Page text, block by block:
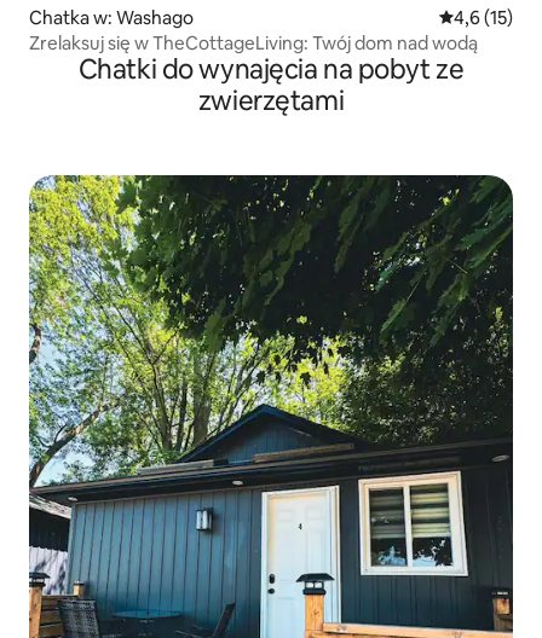
Chatka w: Washago Średnia
4,6 (15)
Zrelaksuj się w TheCottageLiving: Twój dom nad wodą
Chatki do wynajęcia na pobyt ze
zwierzętami